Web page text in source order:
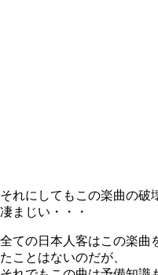
それにしてもこの楽曲の破
凄まじい・・・
全ての日本人客はこの楽曲
たことはないのだが、